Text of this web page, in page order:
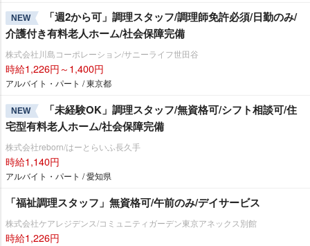
NEW
「週2から可」調理スタッフ/調理師免許必須/日勤のみ/
介護付き有料老人ホーム/社会保障完備
株式会社川島コーポレーション/サニーライフ世田谷
時給1,226円～1,400円
アルバイト・パート / 東京都
NEW
「未経験OK」調理スタッフ/無資格可/シフト相談可/住
宅型有料老人ホーム/社会保障完備
株式会社reborn/はーとらいふ長久手
時給1,140円
アルバイト・パート / 愛知県
「福祉調理スタッフ」無資格可/午前のみ/デイサービス
株式会社ケアレジデンス/コミュニティガーデン東京アネックス別館
時給1,226円